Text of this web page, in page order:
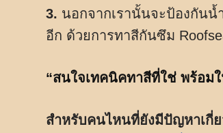
3. นอกจากเรานั้นจะป้องกันน้
อีก ด้วยการทาสีกันซึม
“สนใจเทคนิคทาสีที่ใช่ พร้อม
สำหรับคนไหนที่ยังมีปัญหาเกี่